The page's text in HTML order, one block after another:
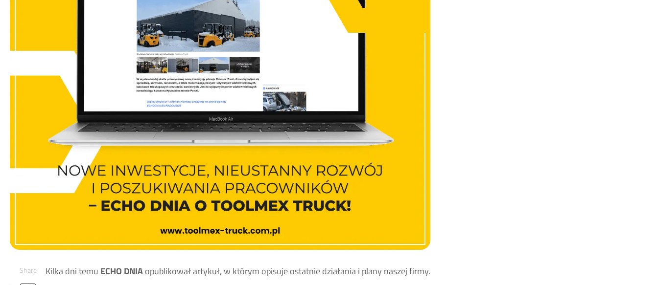
Share Kilka dni temu ECHO DNIAopublikował artykuł, w którym opisuje ostatnie działania i plany naszej firmy.